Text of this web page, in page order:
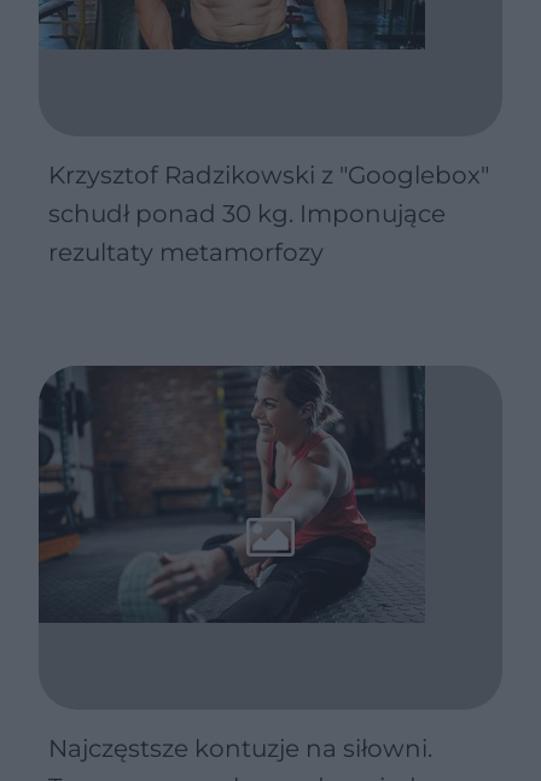
Krzysztof Radzikowski z "Googlebox"
schudł ponad 30 kg. Imponujące
rezultaty metamorfozy
Najczęstsze kontuzje na siłowni.